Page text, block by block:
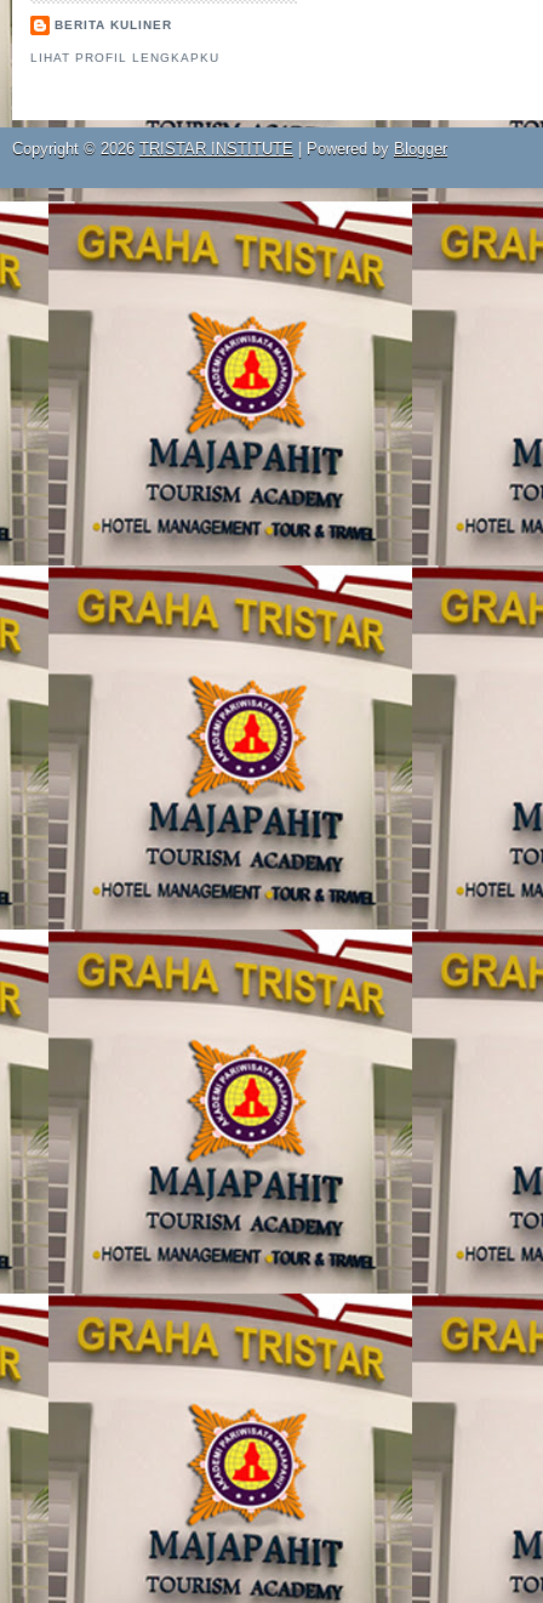
BERITA KULINER
LIHAT PROFIL LENGKAPKU
Copyright © 2026 TRISTAR INSTITUTE | Powered by Blogger